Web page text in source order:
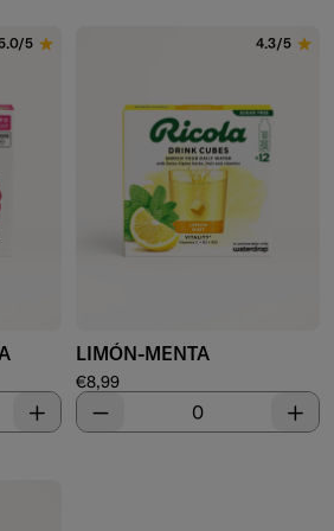
5
Aumentar
4.3/5
LIMÓN-MENTA
Precio de venta
€8,99
Disminuir